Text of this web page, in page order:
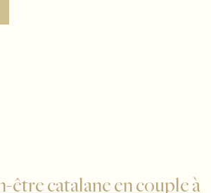
être catalane en couple à